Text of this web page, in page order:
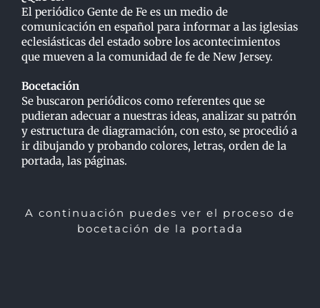
El periódico Gente de Fe es un medio de
comunicación en español para informar a las iglesias
eclesiásticas del estado sobre los acontecimientos
que mueven a la comunidad de fe de New Jersey.
Bocetación
Se buscaron periódicos como referentes que se
pudieran adecuar a nuestras ideas, analizar su patrón
y estructura de diagramación, con esto, se procedió a
ir dibujando y probando colores, letras, orden de la
portada, las páginas.
A continuación puedes ver el proceso de
bocetación de la portada